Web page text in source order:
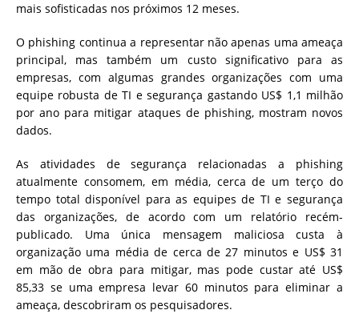
mais sofisticadas nos próximos 12 meses.
O phishing continua a representar não apenas uma ameaça
principal, mas também um custo significativo para as
empresas, com algumas grandes organizações com uma
equipe robusta de TI e segurança gastando US$ 1,1 milhão
por ano para mitigar ataques de phishing, mostram novos
dados.
As atividades de segurança relacionadas a phishing
atualmente consomem, em média, cerca de um terço do
tempo total disponível para as equipes de TI e segurança
das organizações, de acordo com um relatório recém-
publicado. Uma única mensagem maliciosa custa à
organização uma média de cerca de 27 minutos e US$ 31
em mão de obra para mitigar, mas pode custar até US$
85,33 se uma empresa levar 60 minutos para eliminar a
ameaça, descobriram os pesquisadores.